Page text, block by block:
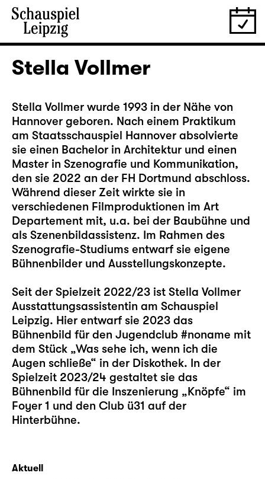
Stella Vollmer
Stella Vollmer wurde 1993 in der Nähe von
Hannover geboren. Nach einem Praktikum
am Staatsschauspiel Hannover absolvierte
sie einen Bachelor in Architektur und einen
Master in Szenografie und Kommunikation,
den sie 2022 an der FH Dortmund abschloss.
Während dieser Zeit wirkte sie in
verschiedenen Filmproduktionen im Art
Departement mit, u.a. bei der Baubühne und
als Szenenbildassistenz. Im Rahmen des
Szenografie-Studiums entwarf sie eigene
Bühnenbilder und Ausstellungskonzepte.
Seit der Spielzeit 2022/23 ist Stella Vollmer
Ausstattungsassistentin am Schauspiel
Leipzig. Hier entwarf sie 2023 das
Bühnenbild für den Jugendclub #noname mit
dem Stück „Was sehe ich, wenn ich die
Augen schließe“ in der Diskothek. In der
Spielzeit 2023/24 gestaltet sie das
Bühnenbild für die Inszenierung „Knöpfe“ im
Foyer 1 und den Club ü31 auf der
Hinterbühne.
Aktuell